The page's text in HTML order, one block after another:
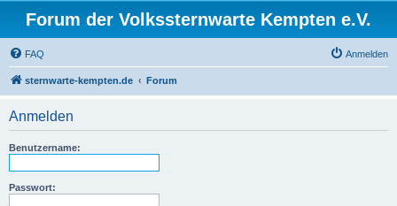
Forum der Volkssternwarte Kempten e.V.
FAQ Anmelden
sternwarte-kempten.de Forum
Anmelden
Benutzername:
Passwort: